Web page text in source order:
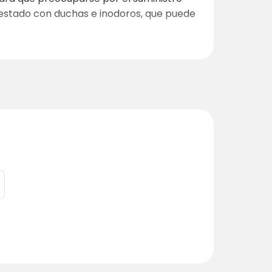
con duchas e inodoros, que puede
de comodidad y acampada cerca de